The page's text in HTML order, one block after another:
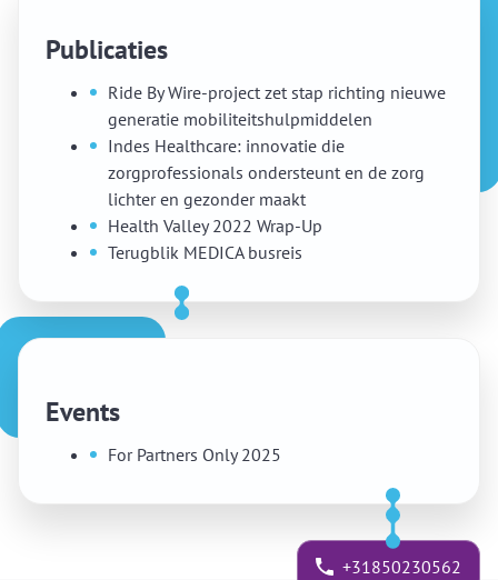
Publicaties
Ride By Wire-project zet stap richting nieuwe
generatie mobiliteitshulpmiddelen
Indes Healthcare: innovatie die
zorgprofessionals ondersteunt en de zorg
lichter en gezonder maakt
Health Valley 2022 Wrap-Up
Terugblik MEDICA busreis
Events
For Partners Only 2025
+31850230562